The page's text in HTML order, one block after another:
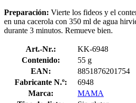
Preparación: Vierte los fideos y el
en una cacerola con 350 ml de agua
durante 3 minutos. Remueve bien.
Art.-Nr.:
KK-6948
Contenido:
55 g
EAN:
8851876201754
Fabricante N.º:
6948
Marca:
MAMA